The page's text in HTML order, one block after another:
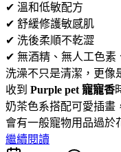
✔ 溫和低敏配方
✔ 舒緩修護敏感肌
✔ 洗後柔順不乾澀
✔ 無酒精、無人工色素
洗澡不只是清潔，更像
收到 Purple pet 寵寵香
奶茶色系搭配可愛插畫
會有一般寵物用品過於
繼續閱讀